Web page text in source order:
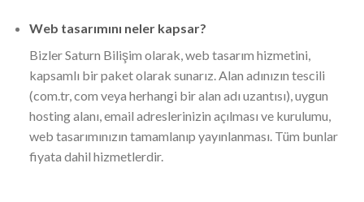
Web tasarımını neler kapsar?
Bizler Saturn Bilişim olarak, web tasarım hizmetini,
kapsamlı bir paket olarak sunarız. Alan adınızın tescili
(com.tr, com veya herhangi bir alan adı uzantısı), uygun
hosting alanı, email adreslerinizin açılması ve kurulumu,
web tasarımınızın tamamlanıp yayınlanması. Tüm bunlar
fiyata dahil hizmetlerdir.